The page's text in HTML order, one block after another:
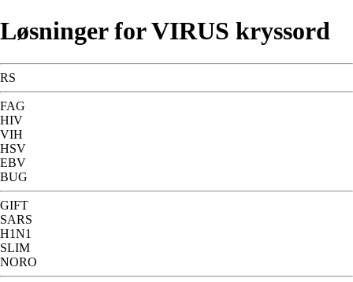
Løsninger for VIRUS kryssord
RS
FAG
HIV
VIH
HSV
EBV
BUG
GIFT
SARS
H1N1
SLIM
NORO